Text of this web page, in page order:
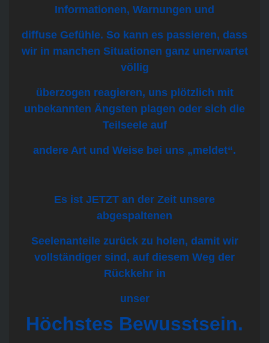
Informationen, Warnungen und
diffuse Gefühle. So kann es passieren, dass
wir in manchen Situationen ganz unerwartet
völlig
überzogen reagieren, uns plötzlich mit
unbekannten Ängsten plagen oder sich die
Teilseele auf
andere Art und Weise bei uns „meldet“.
Es ist JETZT an der Zeit unsere
abgespaltenen
Seelenanteile zurück zu holen, damit wir
vollständiger sind, auf diesem Weg der
Rückkehr in
unser
Höchstes Bewusstsein.